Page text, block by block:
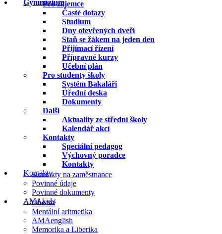
Gymnázium
Pro zájemce
Časté dotazy
Studium
Dny otevřených dveří
Staň se žákem na jeden den
Přijímací řízení
Přípravné kurzy
Učební plán
Pro studenty školy
Systém Bakaláři
Úřední deska
Dokumenty
Další
Aktuality ze střední školy
Kalendář akcí
Kontakty
Speciální pedagog
Výchovný poradce
Kontakty
Kontakty
Kontakty na zaměstnance
Povinné údaje
Povinné dokumenty
AMAkids
Obecné
Mentální aritmetika
AMAenglish
Memorika a Liberika